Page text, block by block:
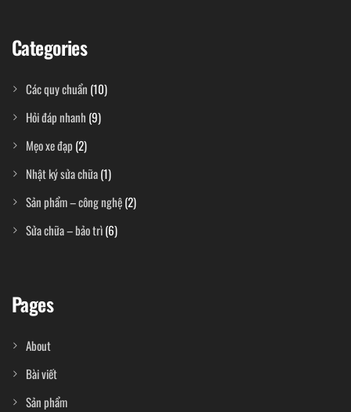
Categories
Các quy chuẩn (10)
Hỏi đáp nhanh (9)
Mẹo xe đạp (2)
Nhật ký sửa chữa(1)
Sản phẩm – công nghệ(2)
Sửa chữa – bảo trì(6)
Pages
About
Bài viết
Sản phẩm